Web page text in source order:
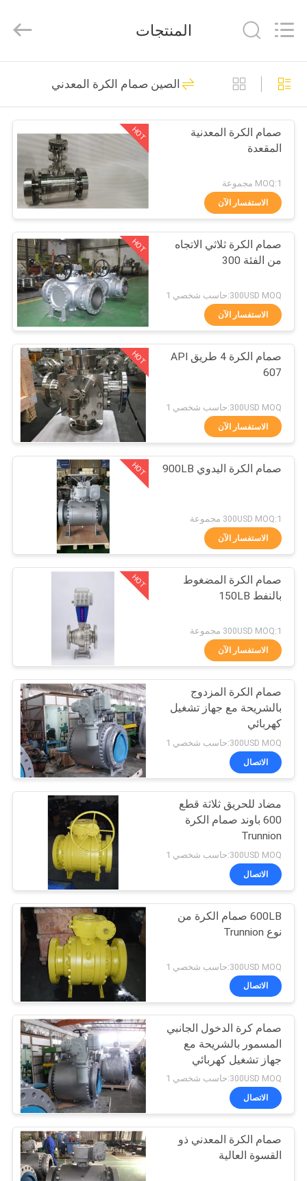
المنزل
المنتجات
جولة
في
المصنع
مراقبة
الجودة
اتصل
أخبار
اطلب
خريطة
الموقع
PRIVACY
POLICY
group.
صمام الكرة
54
صمام بوابة السكين
45
صمام الكرة مرتكز
الدوران
37
صمام الكرة العائمة
34
صمام الدخول الكروي
العلوي
23
الصمام المزدوج
16
صمام الكرة المعدني
39
صمام توقف الكرة
الأرضية
11
المنتجات
الصين صمام الكرة المعدني
HOT
صمام الكرة المعدنية
المقعدة
MOQ:1 مجموعة
الاستفسار الآن
HOT
صمام الكرة ثلاثي الاتجاه
من الفئة 300
300USD MOQ:حاسب شخصي 1
الاستفسار الآن
HOT
صمام الكرة 4 طريق API
607
300USD MOQ:حاسب شخصي 1
الاستفسار الآن
HOT صمام الكرة اليدوي 900LB
300USD MOQ:1 مجموعة
الاستفسار الآن
HOT
صمام الكرة المضغوط
بالنفط 150LB
300USD MOQ:1 مجموعة
الاستفسار الآن
صمام الكرة المزدوج
بالشريحة مع جهاز تشغيل
كهربائي
300USD MOQ:حاسب شخصي 1
الاتصال
مضاد للحريق ثلاثة قطع
600 باوند صمام الكرة
Trunnion
300USD MOQ:حاسب شخصي 1
الاتصال
600LB صمام الكرة من
نوع Trunnion
300USD MOQ:حاسب شخصي 1
الاتصال
صمام كرة الدخول الجانبي
المسمور بالشريحة مع
جهاز تشغيل كهربائي
300USD MOQ:حاسب شخصي 1
الاتصال
صمام الكرة المعدني ذو
القسوة العالية